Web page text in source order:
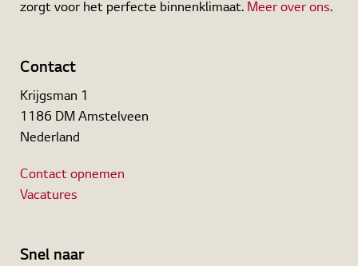
zorgt voor het perfecte binnenklimaat. Meer over ons.
Contact
Krijgsman 1
1186 DM Amstelveen
Nederland
Contact opnemen
Vacatures
Snel naar